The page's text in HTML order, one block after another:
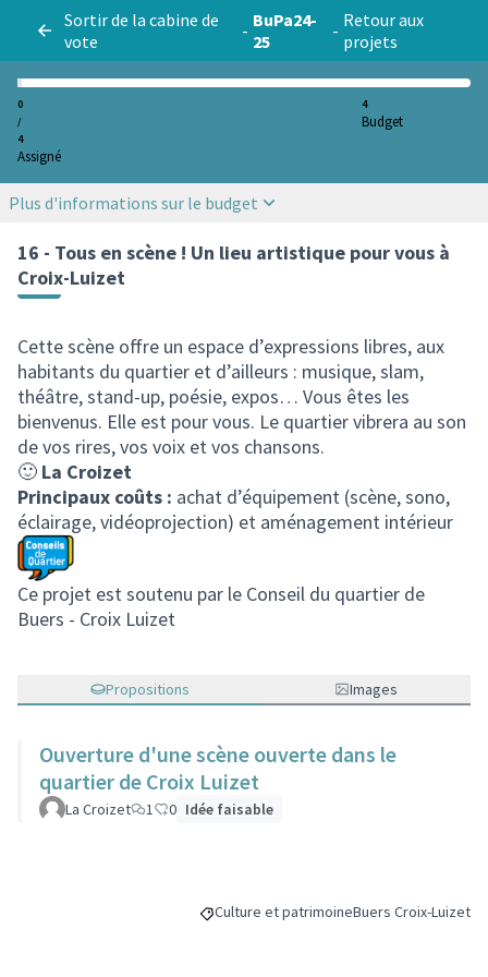
Sortir de la cabine de
vote
- BuPa24-
25
- Retour aux
projets
0
/
4
Assigné
4
Budget
Plus d'informations sur le budget
16 - Tous en scène ! Un lieu artistique pour vous à
Croix-Luizet
Cette scène offre un espace d’expressions libres, aux
habitants du quartier et d’ailleurs : musique, slam,
théâtre, stand-up, poésie, expos… Vous êtes les
bienvenus. Elle est pour vous. Le quartier vibrera au son
de vos rires, vos voix et vos chansons.
🙂 La Croizet
Principaux coûts : achat d’équipement (scène, sono,
éclairage, vidéoprojection) et aménagement intérieur
Ce projet est soutenu par le Conseil du quartier de
Buers - Croix Luizet
Propositions Images
Ouverture d'une scène ouverte dans le
quartier de Croix Luizet
La Croizet 1 0 Idée faisable
Filtrer les résultats de la catégorie :
Culture et patrimoineFiltrer les résultats
Buers Croix-Luizet